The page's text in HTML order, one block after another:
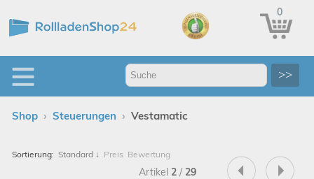
0
>>
Shop › Steuerungen › Vestamatic
Sortierung: Standard ↓ Preis Bewertung
Artikel 2 / 29